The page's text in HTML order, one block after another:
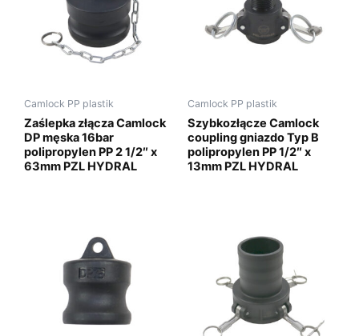
Camlock PP plastik
Zaślepka złącza Camlock
DP męska 16bar
polipropylen PP 2 1/2″ x
63mm PZL HYDRAL
Camlock PP plastik
Szybkozłącze Camlock
coupling gniazdo Typ B
polipropylen PP 1/2″ x
13mm PZL HYDRAL